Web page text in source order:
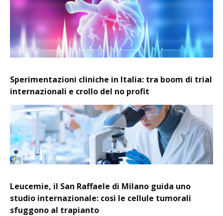
Sperimentazioni cliniche in Italia: tra boom di trial
internazionali e crollo del no profit
Leucemie, il San Raffaele di Milano guida uno
studio internazionale: così le cellule tumorali
sfuggono al trapianto